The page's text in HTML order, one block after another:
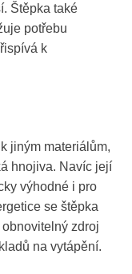
Štěpka také
potřebu
k
jiným materiálům,
hnojiva. Navíc její
výhodné i pro
se štěpka
zdroj
na vytápění.